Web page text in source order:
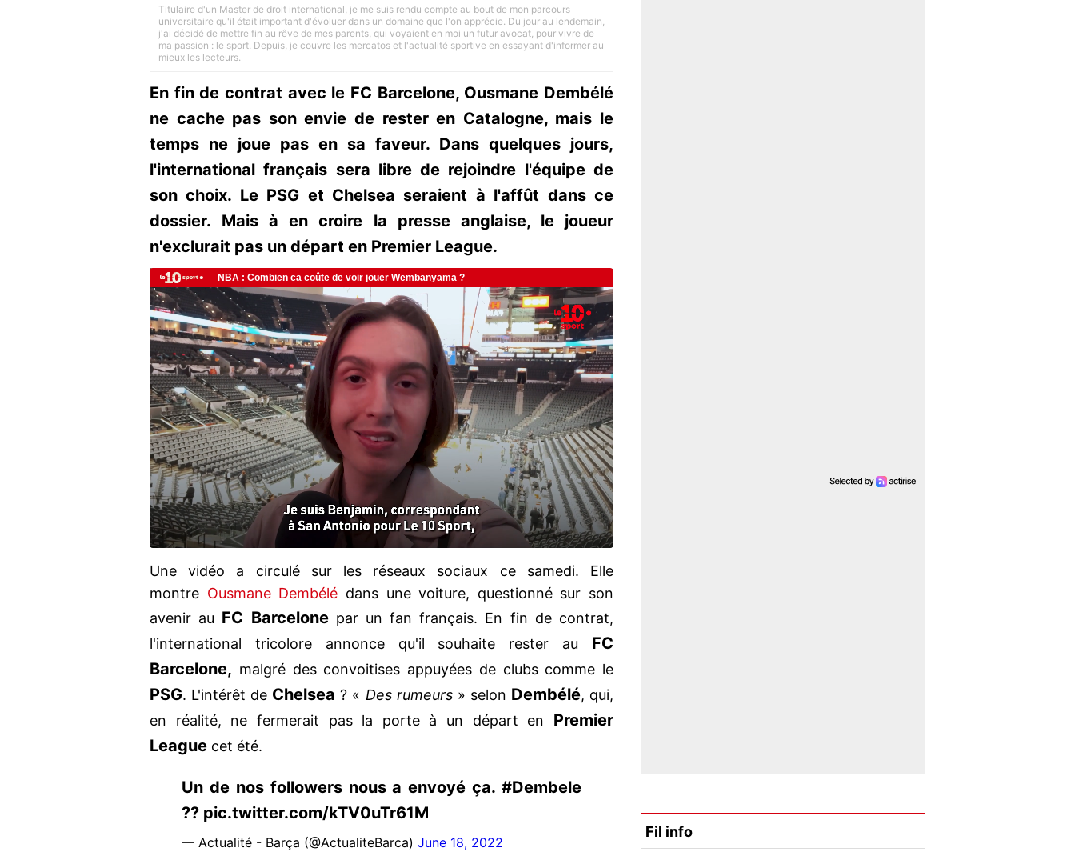
Titulaire d'un Master de droit international, je me suis rendu compte au bout de mon parcours
universitaire qu'il était important d'évoluer dans un domaine que l'on apprécie. Du jour au lendemain,
j'ai décidé de mettre fin au rêve de mes parents, qui voyaient en moi un futur avocat, pour vivre de
ma passion : le sport. Depuis, je couvre les mercatos et l'actualité sportive en essayant d'informer au
mieux les lecteurs.
En fin de contrat avec le FC Barcelone, Ousmane Dembélé
ne cache pas son envie de rester en Catalogne, mais le
temps ne joue pas en sa faveur. Dans quelques jours,
l'international français sera libre de rejoindre l'équipe de
son choix. Le PSG et Chelsea seraient à l'affût dans ce
dossier. Mais à en croire la presse anglaise, le joueur
n'exclurait pas un départ en Premier League.
Une vidéo a circulé sur les réseaux sociaux ce samedi. Elle
montre Ousmane Dembélé dans une voiture, questionné sur son
avenir au FC Barcelonepar un fan français. En fin de contrat,
l'international tricolore annonce qu'il souhaite rester au FC
Barcelone, malgré des convoitises appuyées de clubs comme le
PSG. L'intérêt de Chelsea ? « Des rumeurs» selon Dembélé, qui,
en réalité, ne fermerait pas la porte à un départ en Premier
League cet été.
Un de nos followers nous a envoyé ça. #Dembele
?? pic.twitter.com/kTV0uTr61M
— Actualité - Barça (@ActualiteBarca) June 18, 2022
Fil info